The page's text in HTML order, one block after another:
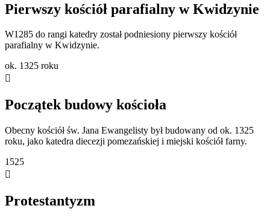
Pierwszy kościół parafialny w Kwidzynie
W1285 do rangi katedry został podniesiony pierwszy kościół
parafialny w Kwidzynie.
ok. 1325 roku
Początek budowy kościoła
Obecny kościół św. Jana Ewangelisty był budowany od ok. 1325
roku, jako katedra diecezji pomezańskiej i miejski kościół farny.
1525
Protestantyzm